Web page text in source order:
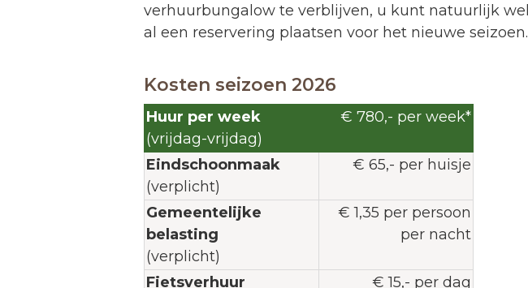
verhuurbungalow te verblijven, u kunt natuurlijk wel
al een reservering plaatsen voor het nieuwe seizoen.
Kosten seizoen 2026
Huur per week
(vrijdag-vrijdag)
€ 780,- per week*
Eindschoonmaak
(verplicht)
€ 65,- per huisje
Gemeentelijke
belasting
(verplicht)
€ 1,35 per persoon
per nacht
Fietsverhuur
€ 15,- per dag